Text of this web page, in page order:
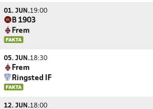
01. JUN.19:00
B 1903
Frem
05. JUN.18:30
Frem
Ringsted IF
12. JUN.18:00